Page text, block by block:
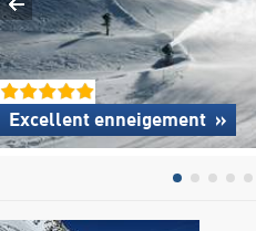
Excellent enneigement »